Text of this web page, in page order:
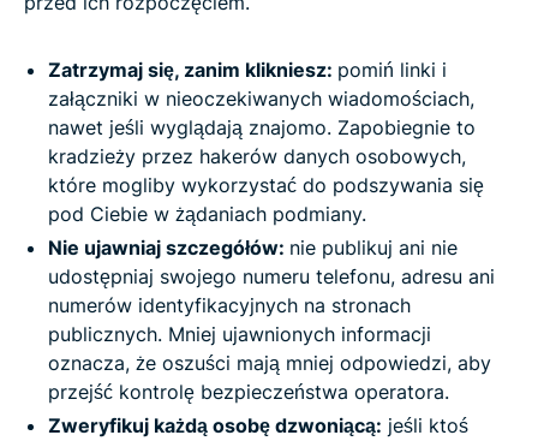
Zatrzymaj się, zanim klikniesz: pomiń linki i
załączniki w nieoczekiwanych wiadomościach,
nawet jeśli wyglądają znajomo. Zapobiegnie to
kradzieży przez hakerów danych osobowych,
które mogliby wykorzystać do podszywania się
pod Ciebie w żądaniach podmiany.
Nie ujawniaj szczegółów: nie publikuj ani nie
udostępniaj swojego numeru telefonu, adresu ani
numerów identyfikacyjnych na stronach
publicznych. Mniej ujawnionych informacji
oznacza, że oszuści mają mniej odpowiedzi, aby
przejść kontrolę bezpieczeństwa operatora.
Zweryfikuj każdą osobę dzwoniącą: jeśli ktoś